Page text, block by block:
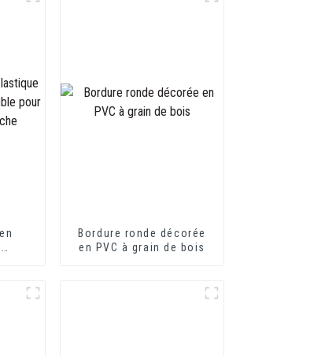
Bordure ronde décorée
en PVC à grain de bois